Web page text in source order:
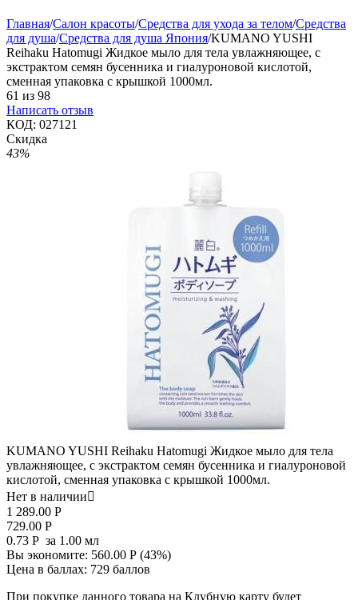
Главная/Салон красоты/Средства для ухода за телом/Средства
для душа/Средства для душа Япония/KUMANO YUSHI
Reihaku Hatomugi Жидкое мыло для тела увлажняющее, с
экстрактом семян бусенника и гиалуроновой кислотой,
сменная упаковка с крышкой 1000мл.
61 из 98
Написать отзыв
КОД: 027121
Скидка
43%
KUMANO YUSHI Reihaku Hatomugi Жидкое мыло для тела
увлажняющее, с экстрактом семян бусенника и гиалуроновой
кислотой, сменная упаковка с крышкой 1000мл.
Нет в наличии
1 289.00 Р
729.00 Р
0.73 Р за 1.00 мл
Вы экономите: 560.00 Р (43%)
Цена в баллах: 729 баллов
При покупке данного товара на Клубную карту будет